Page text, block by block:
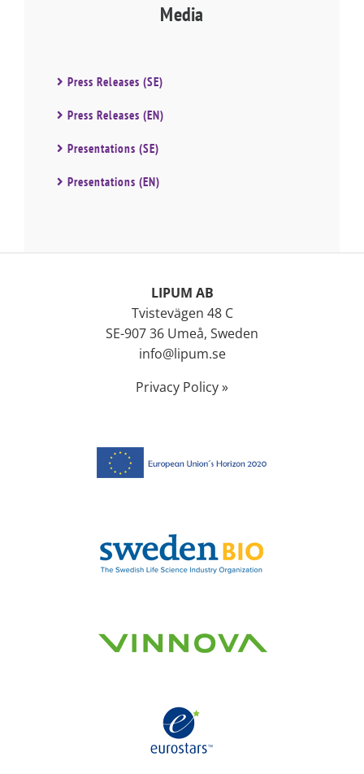
Media
Press Releases (SE)
Press Releases (EN)
Presentations (SE)
Presentations (EN)
LIPUM AB
Tvistevägen 48 C
SE-907 36 Umeå, Sweden
info@lipum.se
Privacy Policy »